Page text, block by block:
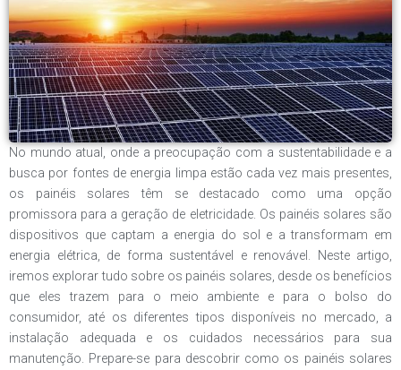
No mundo atual, onde a preocupação com a sustentabilidade e a
busca por fontes de energia limpa estão cada vez mais presentes,
os painéis solares têm se destacado como uma opção
promissora para a geração de eletricidade. Os painéis solares são
dispositivos que captam a energia do sol e a transformam em
energia elétrica, de forma sustentável e renovável. Neste artigo,
iremos explorar tudo sobre os painéis solares, desde os benefícios
que eles trazem para o meio ambiente e para o bolso do
consumidor, até os diferentes tipos disponíveis no mercado, a
instalação adequada e os cuidados necessários para sua
manutenção. Prepare-se para descobrir como os painéis solares